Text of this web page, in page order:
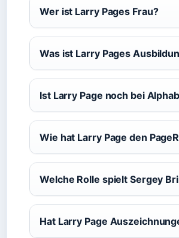
Wer ist Larry Pages Frau?
Was ist Larry Pages
Ist Larry Page noch bei
Wie hat Larry Page den
Welche Rolle spielt Sergey
Hat Larry Page